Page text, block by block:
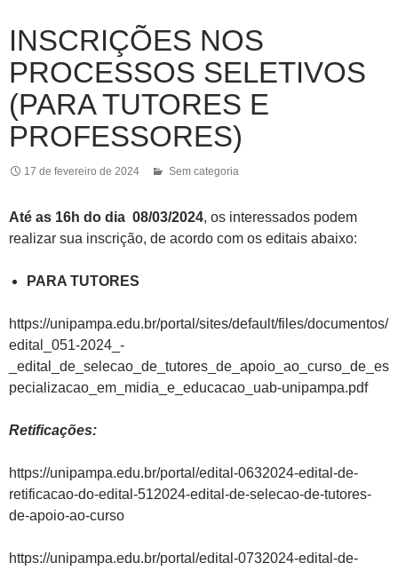
INSCRIÇÕES NOS
PROCESSOS SELETIVOS
(PARA TUTORES E
PROFESSORES)
17 de fevereiro de 2024 Sem categoria
Até as 16h do dia 08/03/2024, os interessados podem
realizar sua inscrição, de acordo com os editais abaixo:
PARA TUTORES
https://unipampa.edu.br/portal/sites/default/files/documentos/
edital_051-2024_-
_edital_de_selecao_de_tutores_de_apoio_ao_curso_de_es
pecializacao_em_midia_e_educacao_uab-unipampa.pdf
Retificações:
https://unipampa.edu.br/portal/edital-0632024-edital-de-
retificacao-do-edital-512024-edital-de-selecao-de-tutores-
de-apoio-ao-curso
https://unipampa.edu.br/portal/edital-0732024-edital-de-